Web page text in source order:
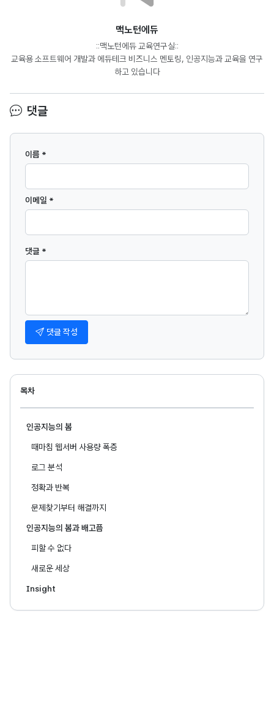
맥노턴에듀
::맥노턴에듀 교육연구실::
교육용 소프트웨어 개발과 에듀테크 비즈니스 멘토링, 인공지능과 교육을 연구
하고 있습니다
댓글
이름 *
이메일 *
댓글 *
댓글 작성
목차
인공지능의 봄
때마침 웹서버 사용량 폭증
로그 분석
정확과 반복
문제찾기부터 해결까지
인공지능의 봄과 배고픔
피할 수 없다
새로운 세상
Insight